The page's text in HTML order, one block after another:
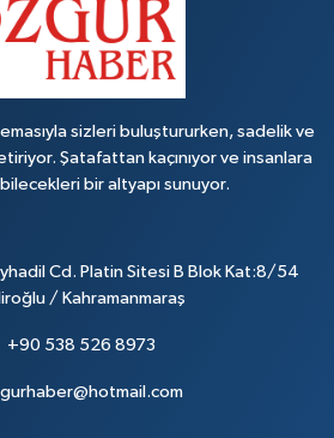
sizleri buluştururken, sadelik ve
Şatafattan kaçınıyor ve insanlara
bir altyapı sunuyor.
Cd. Platin Sitesi B Blok Kat:8/54
/ Kahramanmaraş
+90 538 526 8973